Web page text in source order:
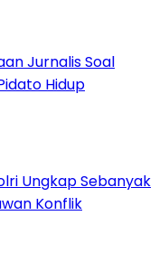
Jurnalis Soal
Hidup
Ungkap Sebanyak
Konflik